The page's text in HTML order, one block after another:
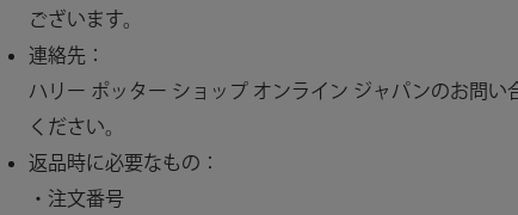
ございます。
連絡先：
ハリー ポッター ショップ オンライン ジャパンのお問い
ください。
返品時に必要なもの：
・注文番号